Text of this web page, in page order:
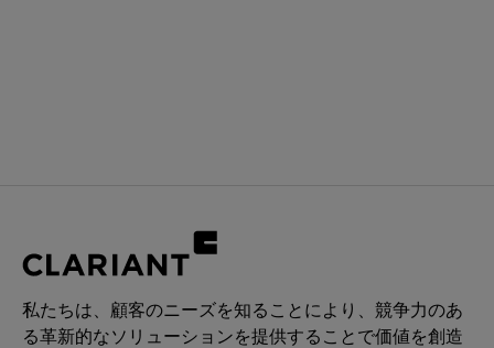
私たちは、顧客のニーズを知ることにより、競争力のあ
る革新的なソリューションを提供することで価値を創造